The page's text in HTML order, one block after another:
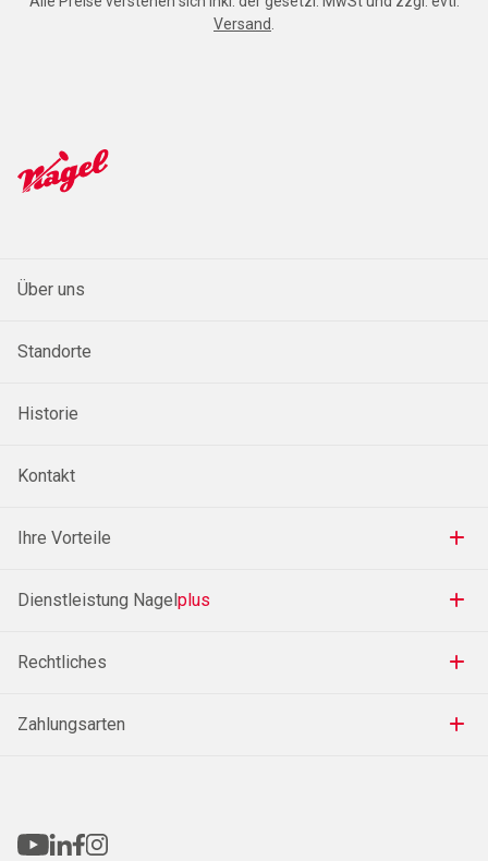
Versand
Über uns
Standorte
Historie
Kontakt
Ihre Vorteile
Dienstleistung Nagel plus
Rechtliches
Zahlungsarten